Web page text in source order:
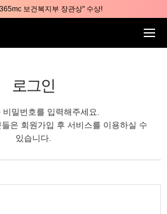
보건복지부 장관상" 수상!
원, 8/15(토) 광복절 정상진료
로그인
비밀번호를 입력해주세요.
은 회원가입 후 서비스를 이용하실 수
있습니다.